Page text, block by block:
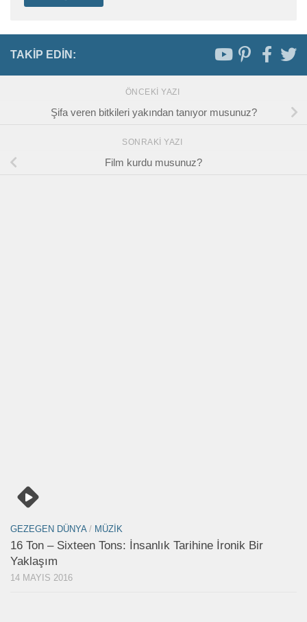
TAKIP EDIN:
ÖNCEKI YAZI
Şifa veren bitkileri yakından tanıyor musunuz?
SONRAKI YAZI
Film kurdu musunuz?
GEZEGEN DÜNYA/ MÜZIK
16 Ton – Sixteen Tons: İnsanlık Tarihine İronik Bir
Yaklaşım
14 MAYIS 2016